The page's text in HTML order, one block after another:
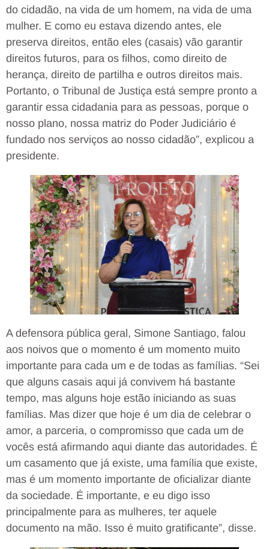
do cidadão, na vida de um homem, na vida de uma
mulher. E como eu estava dizendo antes, ele
preserva direitos, então eles (casais) vão garantir
direitos futuros, para os filhos, como direito de
herança, direito de partilha e outros direitos mais.
Portanto, o Tribunal de Justiça está sempre pronto a
garantir essa cidadania para as pessoas, porque o
nosso plano, nossa matriz do Poder Judiciário é
fundado nos serviços ao nosso cidadão”, explicou a
presidente.
A defensora pública geral, Simone Santiago, falou
aos noivos que o momento é um momento muito
importante para cada um e de todas as famílias. “Sei
que alguns casais aqui já convivem há bastante
tempo, mas alguns hoje estão iniciando as suas
famílias. Mas dizer que hoje é um dia de celebrar o
amor, a parceria, o compromisso que cada um de
vocês está afirmando aqui diante das autoridades. É
um casamento que já existe, uma família que existe,
mas é um momento importante de oficializar diante
da sociedade. É importante, e eu digo isso
principalmente para as mulheres, ter aquele
documento na mão. Isso é muito gratificante”, disse.